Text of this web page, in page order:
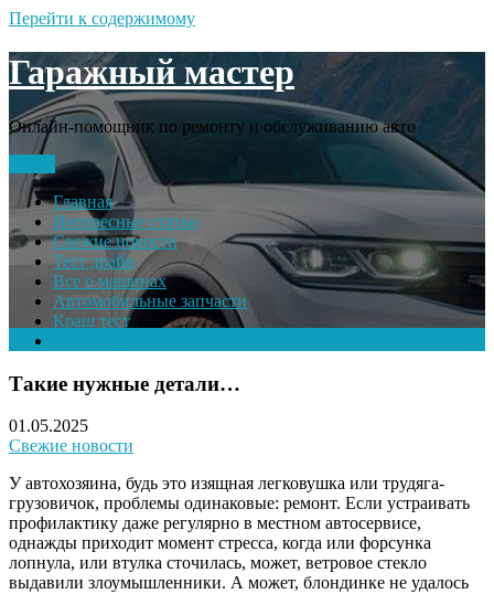
Перейти к содержимому
Гаражный мастер
Онлайн-помощник по ремонту и обслуживанию авто
Главная
Интересные статьи
Свежие новости
Тест драйв
Все о машинах
Автомобильные запчасти
Краш тест
Такие нужные детали…
01.05.2025
Свежие новости
У автохозяина, будь это изящная легковушка или трудяга-
грузовичок, проблемы одинаковые: ремонт. Если устраивать
профилактику даже регулярно в местном автосервисе,
однажды приходит момент стресса, когда или форсунка
лопнула, или втулка сточилась, может, ветровое стекло
выдавили злоумышленники. А может, блондинке не удалось